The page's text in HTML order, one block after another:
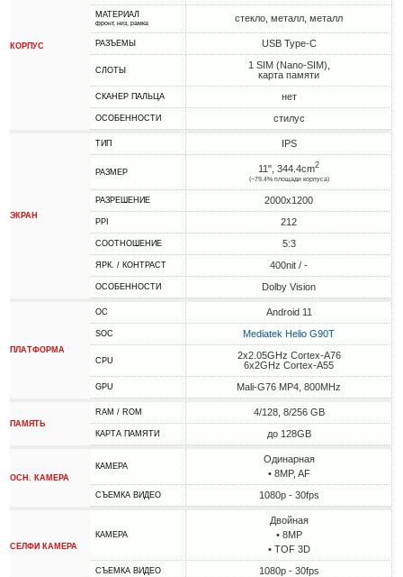
КОРПУС
МАТЕРИАЛ
фронт, низ, рамка стекло, металл, металл
РАЗЪЕМЫ USB Type-C
СЛОТЫ
1 SIM (Nano-SIM),
карта памяти
СКАНЕР ПАЛЬЦА нет
ОСОБЕННОСТИ стилус
ЭКРАН
ТИП IPS
РАЗМЕР 11", 344.4cm2
(~79.4% площади корпуса)
РАЗРЕШЕНИЕ 2000x1200
PPI 212
СООТНОШЕНИЕ 5:3
ЯРК. / КОНТРАСТ 400nit / -
ОСОБЕННОСТИ Dolby Vision
ПЛАТФОРМА
ОС Android 11
SOC Mediatek Helio G90T
CPU
2x2.05GHz Cortex-A76
6x2GHz Cortex-A55
GPU Mali-G76 MP4, 800MHz
ПАМЯТЬ
RAM / ROM 4/128, 8/256 GB
КАРТА ПАМЯТИ до 128GB
ОСН. КАМЕРА
КАМЕРА
Одинарная
• 8MP, AF
СЪЕМКА ВИДЕО 1080p - 30fps
СЕЛФИ КАМЕРА
КАМЕРА
Двойная
• 8MP
• TOF 3D
СЪЕМКА ВИДЕО 1080p - 30fps